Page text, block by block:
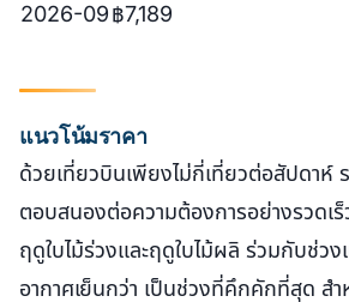
2026-09฿7,189
แนวโน้มราคา
ด้วยเที่ยวบินเพียงไม่กี่เที่ยวต่อสัปดาห์
ตอบสนองต่อความต้องการอย่างรวดเร็
ฤดูใบไม้ร่วงและฤดูใบไม้ผลิ ร่วมกับช่ว
อากาศเย็นกว่า เป็นช่วงที่คึกคักที่สุด ส